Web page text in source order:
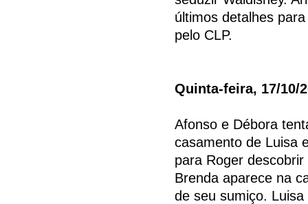
últimos detalhes
pelo CLP.
Quinta-feira, 17/10/
Afonso e Débora
casamento de Luisa
para Roger
Brenda aparece na
de seu sumiço.